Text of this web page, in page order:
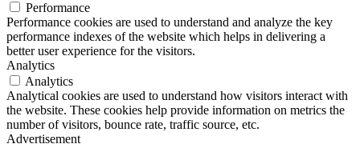
Performance
Performance cookies are used to understand and analyze the key
performance indexes of the website which helps in delivering a
better user experience for the visitors.
Analytics
Analytics
Analytical cookies are used to understand how visitors interact with
the website. These cookies help provide information on metrics the
number of visitors, bounce rate, traffic source, etc.
Advertisement